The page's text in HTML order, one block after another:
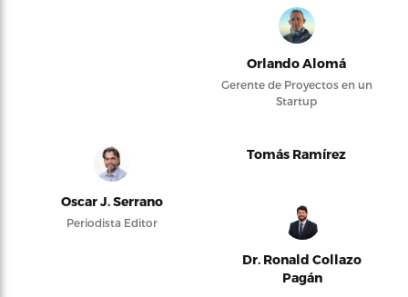
Orlando Alomá
Gerente de Proyectos en un
Startup
Oscar J. Serrano
Periodista Editor
Tomás Ramírez
Dr. Ronald Collazo
Pagán